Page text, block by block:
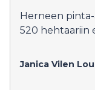
Herneen pinta-
520 hehtaariin
Janica Vilen